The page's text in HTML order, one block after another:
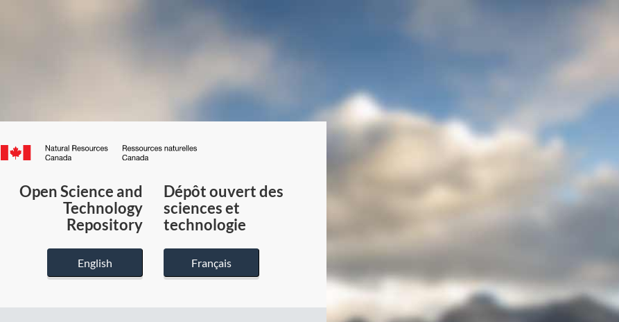
Canada.ca
du
Canada
Open Science and
Technology
Repository
English
Dépôt ouvert des
sciences et
technologie
Français